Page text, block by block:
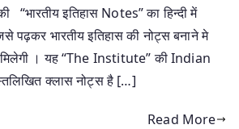
इतिहास Notes” का हिन्दी में
पढ़कर भारतीय इतिहास की नोट्स बनाने मे
। यह “The Institute” की Indian
क्लास नोट्स है […]
Read More